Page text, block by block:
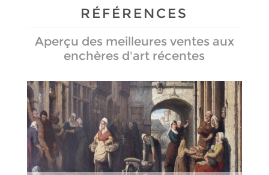
RÉFÉRENCES
Aperçu des meilleures ventes aux
enchères d'art récentes